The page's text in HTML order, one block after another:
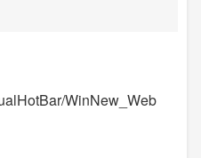
WinNew_Web